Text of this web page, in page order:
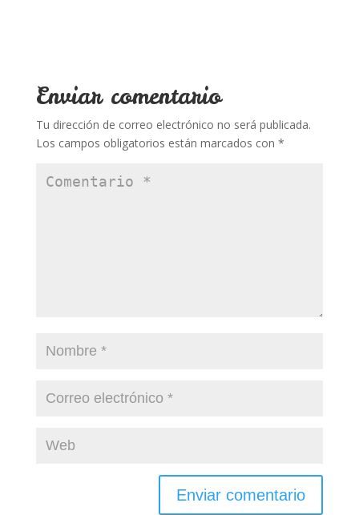
Enviar comentario
Tu dirección de correo electrónico no será publicada.
Los campos obligatorios están marcados con *